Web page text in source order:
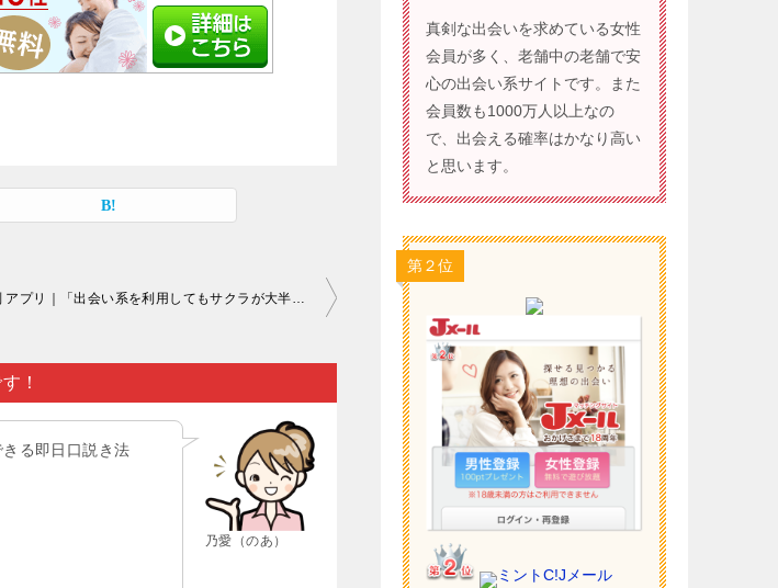
ワクワクメール 評判 アプリ｜「出会い系を利用してもサクラが大半だ」と決め込んでいる人が大多数を占めていると思いますが…。
！
乃愛（のあ）
る即日口説き法
真剣な出会いを求めている女性
会員が多く、老舗中の老舗で安
心の出会い系サイトです。また
会員数も1000万人以上なの
で、出会える確率はかなり高い
と思います。
第２位
ミントC!Jメール